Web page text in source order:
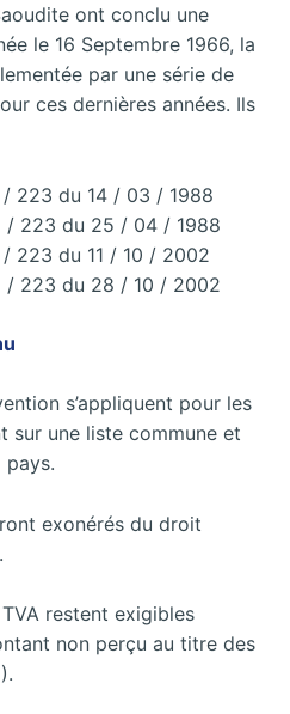
ont conclu une
le 16 Septembre 1966, la
par une série de
ces dernières années. Ils
223 du 14 / 03 / 1988
/ 223 du 25 / 04 / 1988
223 du 11 / 10 / 2002
/ 223 du 28 / 10 / 2002
s’appliquent pour les
sur une liste commune et
pays.
exonérés du droit
restent exigibles
non perçu au titre des